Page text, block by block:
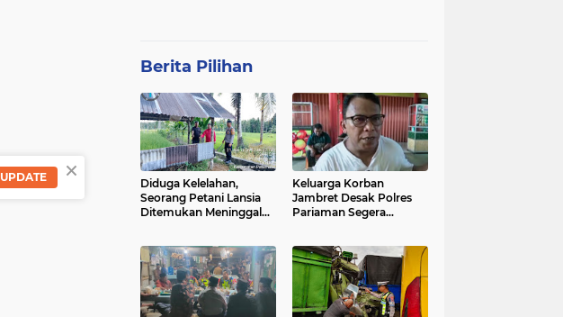
Berita Pilihan
Diduga Kelelahan,
Seorang Petani Lansia
Ditemukan Meninggal
Keluarga Korban
Jambret Desak Polres
Pariaman Segera
×
UPDATE